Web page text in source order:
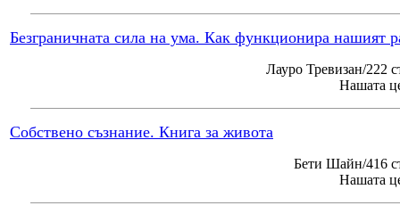
Безграничната сила на ума. Как функционира нашият
Лауро Тревизан/222
Нашата
Собствено съзнание. Книга за живота
Бети Шайн/416
Нашата